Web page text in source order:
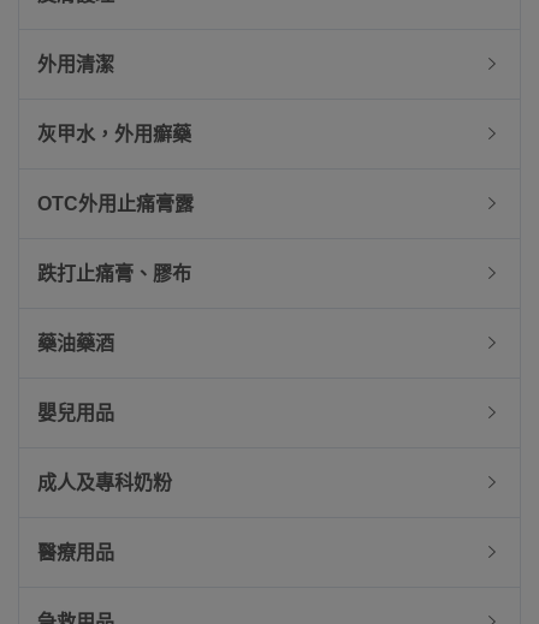
外用清潔
灰甲水，外用癬藥
OTC外用止痛膏露
跌打止痛膏、膠布
藥油藥酒
嬰兒用品
成人及專科奶粉
醫療用品